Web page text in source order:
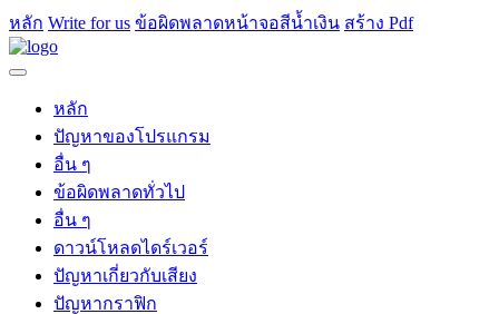
หลัก Write for us ข้อผิดพลาดหน้าจอสีน้ำเงิน สร้าง Pdf
หลัก
ปัญหาของโปรแกรม
อื่น ๆ
ข้อผิดพลาดทั่วไป
อื่น ๆ
ดาวน์โหลดไดร์เวอร์
ปัญหาเกี่ยวกับเสียง
ปัญหากราฟิก